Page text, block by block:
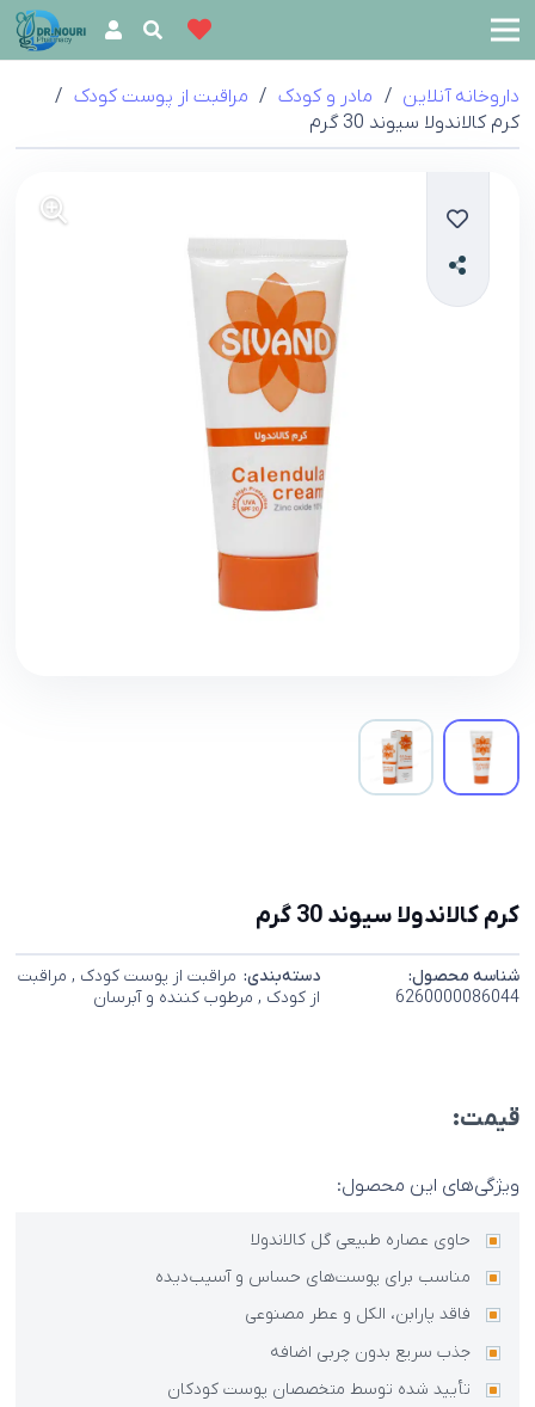
داروخانه آنلاین / مادر و کودک / مراقبت از پوست کودک /
کرم کالاندولا سیوند 30 گرم
کرم کالاندولا سیوند 30 گرم
شناسه محصول:
6260000086044
دسته‌بندی: مراقبت از پوست کودک , مراقبت
از کودک , مرطوب کننده و آبرسان
قیمت:
ویژگی‌های این محصول:
حاوی عصاره طبیعی گل کالاندولا
مناسب برای پوست‌های حساس و آسیب‌دیده
فاقد پارابن، الکل و عطر مصنوعی
جذب سریع بدون چربی اضافه
تأیید شده توسط متخصصان پوست کودکان